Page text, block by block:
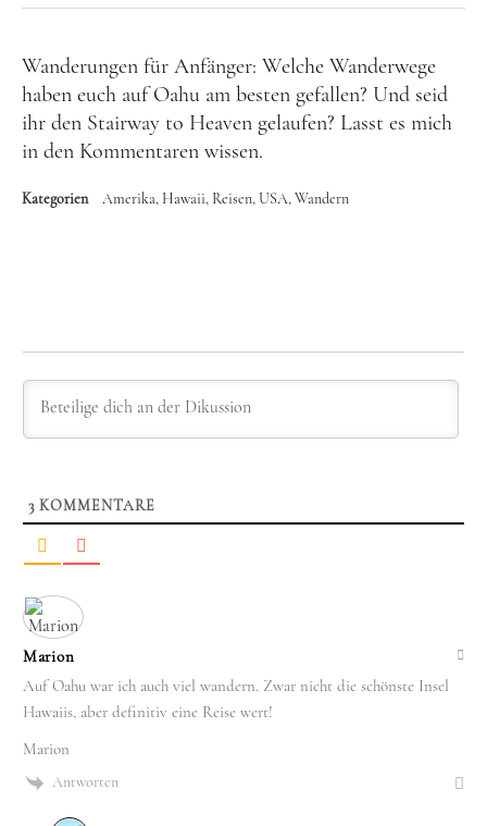
Wanderungen für Anfänger: Welche Wanderwege
haben euch auf Oahu am besten gefallen? Und seid
ihr den Stairway to Heaven gelaufen? Lasst es mich
in den Kommentaren wissen.
Kategorien Amerika Hawaii Reisen USA Wandern
3 KOMMENTARE
Marion
Auf Oahu war ich auch viel wandern. Zwar nicht die schönste Insel
Hawaiis, aber definitiv eine Reise wert!
Marion
Antworten